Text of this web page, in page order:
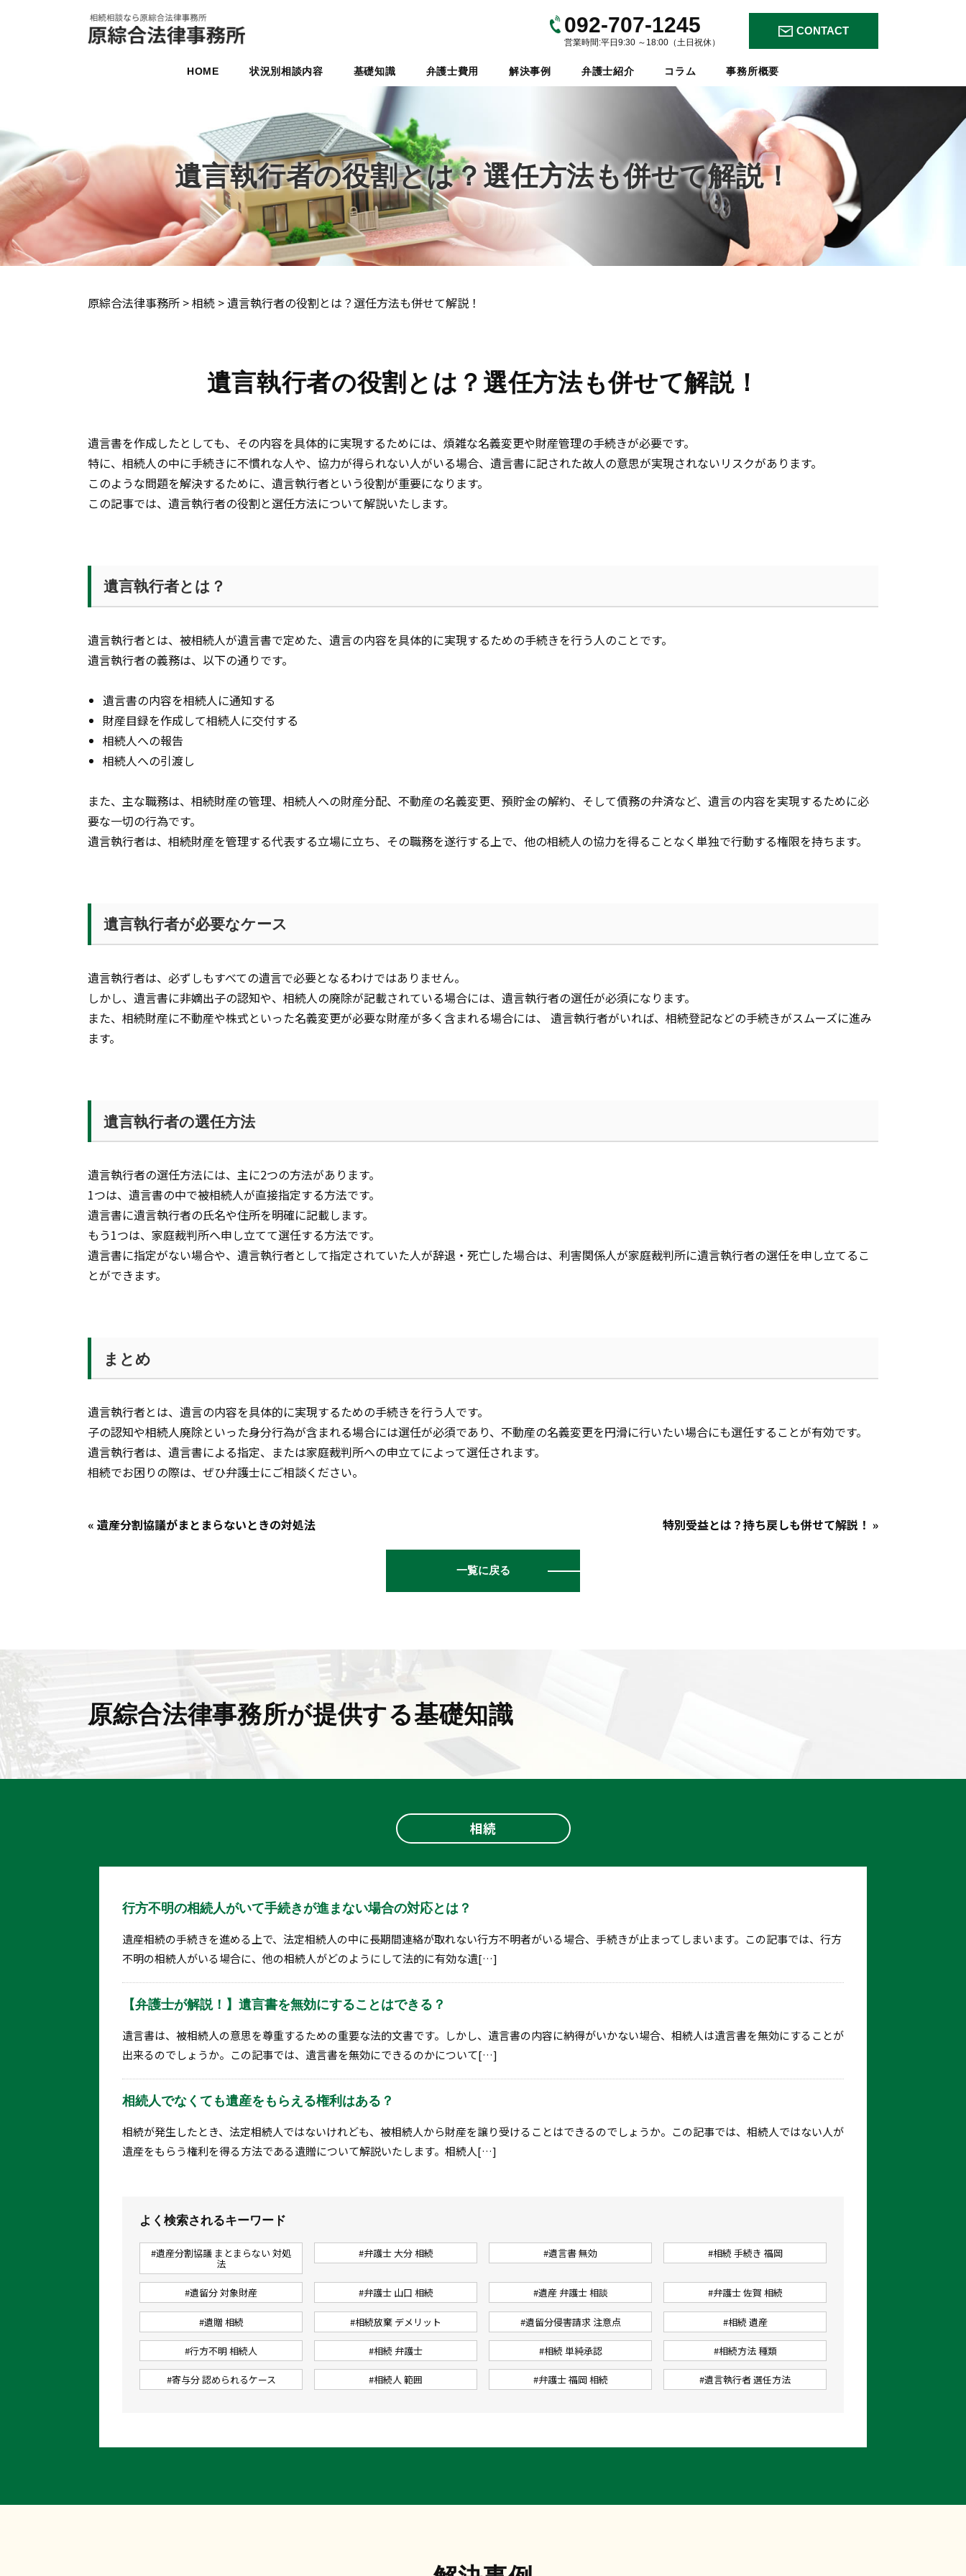
092-707-1245
営業時間:平日9:30 ～18:00（土日祝休）
CONTACT
HOME 状況別相談内容 基礎知識 弁護士費用 解決事例 弁護士紹介 コラム 事務所概要
遺言執行者の役割とは？選任方法も併せて解説！
原綜合法律事務所 >相続 >遺言執行者の役割とは？選任方法も併せて解説！
遺言執行者の役割とは？選任方法も併せて解説！
遺言書を作成したとしても、その内容を具体的に実現するためには、煩雑な名義変更や財産管理の手続きが必要です。
特に、相続人の中に手続きに不慣れな人や、協力が得られない人がいる場合、遺言書に記された故人の意思が実現されないリスクがあります。
このような問題を解決するために、遺言執行者という役割が重要になります。
この記事では、遺言執行者の役割と選任方法について解説いたします。
遺言執行者とは？
遺言執行者とは、被相続人が遺言書で定めた、遺言の内容を具体的に実現するための手続きを行う人のことです。
遺言執行者の義務は、以下の通りです。
遺言書の内容を相続人に通知する
財産目録を作成して相続人に交付する
相続人への報告
相続人への引渡し
また、主な職務は、相続財産の管理、相続人への財産分配、不動産の名義変更、預貯金の解約、そして債務の弁済など、遺言の内容を実現するために必
要な一切の行為です。
遺言執行者は、相続財産を管理する代表する立場に立ち、その職務を遂行する上で、他の相続人の協力を得ることなく単独で行動する権限を持ちます。
遺言執行者が必要なケース
遺言執行者は、必ずしもすべての遺言で必要となるわけではありません。
しかし、遺言書に非嫡出子の認知や、相続人の廃除が記載されている場合には、遺言執行者の選任が必須になります。
また、相続財産に不動産や株式といった名義変更が必要な財産が多く含まれる場合には、 遺言執行者がいれば、相続登記などの手続きがスムーズに進み
ます。
遺言執行者の選任方法
遺言執行者の選任方法には、主に2つの方法があります。
1つは、遺言書の中で被相続人が直接指定する方法です。
遺言書に遺言執行者の氏名や住所を明確に記載します。
もう1つは、家庭裁判所へ申し立てて選任する方法です。
遺言書に指定がない場合や、遺言執行者として指定されていた人が辞退・死亡した場合は、利害関係人が家庭裁判所に遺言執行者の選任を申し立てるこ
とができます。
まとめ
遺言執行者とは、遺言の内容を具体的に実現するための手続きを行う人です。
子の認知や相続人廃除といった身分行為が含まれる場合には選任が必須であり、不動産の名義変更を円滑に行いたい場合にも選任することが有効です。
遺言執行者は、遺言書による指定、または家庭裁判所への申立てによって選任されます。
相続でお困りの際は、ぜひ弁護士にご相談ください。
« 遺産分割協議がまとまらないときの対処法 特別受益とは？持ち戻しも併せて解説！ »
一覧に戻る
原綜合法律事務所が提供する基礎知識
相続
行方不明の相続人がいて手続きが進まない場合の対応とは？
遺産相続の手続きを進める上で、法定相続人の中に長期間連絡が取れない行方不明者がいる場合、手続きが止まってしまいます。この記事では、行方
不明の相続人がいる場合に、他の相続人がどのようにして法的に有効な遺[…]
【弁護士が解説！】遺言書を無効にすることはできる？
遺言書は、被相続人の意思を尊重するための重要な法的文書です。しかし、遺言書の内容に納得がいかない場合、相続人は遺言書を無効にすることが
出来るのでしょうか。この記事では、遺言書を無効にできるのかについて[…]
相続人でなくても遺産をもらえる権利はある？
相続が発生したとき、法定相続人ではないけれども、被相続人から財産を譲り受けることはできるのでしょうか。この記事では、相続人ではない人が
遺産をもらう権利を得る方法である遺贈について解説いたします。相続人[…]
よく検索されるキーワード
#遺産分割協議 まとまらない 対処
法
#弁護士 大分 相続 #遺言書 無効 #相続 手続き 福岡
#遺留分 対象財産 #弁護士 山口 相続 #遺産 弁護士 相談 #弁護士 佐賀 相続
#遺贈 相続 #相続放棄 デメリット #遺留分侵害請求 注意点 #相続 遺産
#行方不明 相続人 #相続 弁護士 #相続 単純承認 #相続方法 種類
#寄与分 認められるケース #相続人 範囲 #弁護士 福岡 相続 #遺言執行者 選任方法